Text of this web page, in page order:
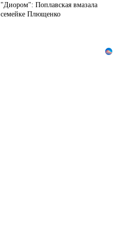
"Диором": Поплавская вмазала
семейке Плющенко